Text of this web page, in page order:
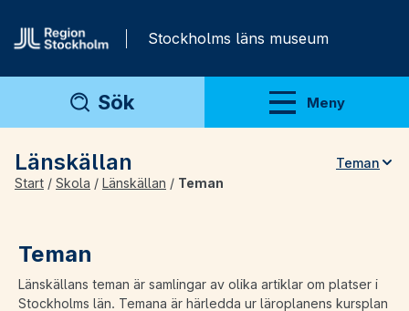
Stockholms läns museum
Sök Meny
Visa meny
Länskällan
Teman
Teman
För lärare
Start / Skola / Länskällan / Teman
Teman
Länskällans teman är samlingar av olika artiklar om platser i
Stockholms län. Temana är härledda ur läroplanens kursplan